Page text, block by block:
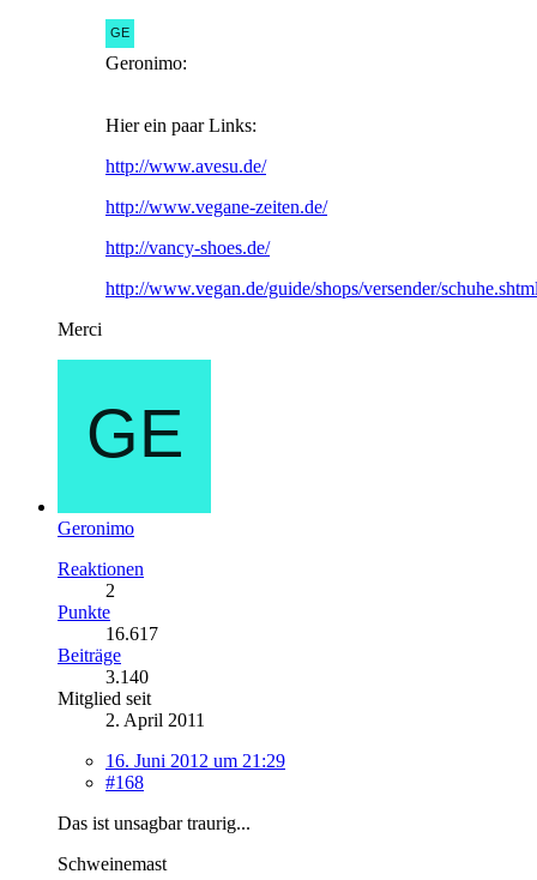
Geronimo:
Hier ein paar Links:
http://www.avesu.de/
http://www.vegane-zeiten.de/
http://vancy-shoes.de/
http://www.vegan.de/guide/shops/versender/
Merci
Geronimo
Reaktionen
2
Punkte
16.617
Beiträge
3.140
Mitglied seit
2. April 2011
16. Juni 2012 um 21:29
#168
Das ist unsagbar traurig...
Schweinemast